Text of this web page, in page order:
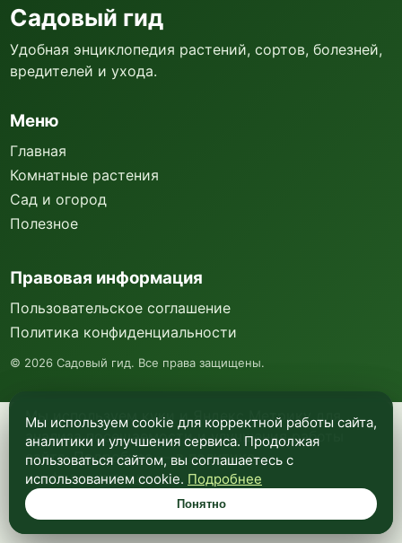
Мы используем куки и Яндекс Метрику для
анализа посещаемости и улучшения работы
сайта. Подробнее —в политике
конфиденциальности.
Понятно
Садовый гид
Удобная энциклопедия растений, сортов, болезней,
вредителей и ухода.
Меню
Главная
Комнатные растения
Сад и огород
Полезное
Правовая информация
Пользовательское соглашение
Политика конфиденциальности
© 2026 Садовый гид. Все права защищены.
Мы используем cookie для корректной работы сайта,
аналитики и улучшения сервиса. Продолжая
пользоваться сайтом, вы соглашаетесь с
использованием cookie. Подробнее
Понятно